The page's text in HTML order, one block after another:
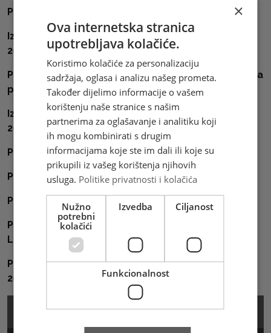
Plan nabava HP d.o.o. Mostar za 2022. godinu
Izvadak iz plana javnih nabava HP d.o.o. Mostar za
2022.godinu
Posebna odluka o postupku nabave najma vozila za
potrebe HP d.o.o. Mostar
Izvadak iz plana javnih nabava HP d.o.o. Mostar za
2021.godinu
Plan nabava 2020.
Plan nabava 2019.
Posebna odluka
Posebna odluka - nabava IBM LOTUS
LICENCI_2_2019
Posebna odluka - najam prostora na Međ. sajmu
2019_2_2019.
Cjenik
×
Ova internetska stranica
upotrebljava kolačiće.
Koristimo kolačiće za personalizaciju
sadržaja, oglasa i analizu našeg prometa.
Također dijelimo informacije o vašem
korištenju naše stranice s našim
partnerima za oglašavanje i analitiku koji
ih mogu kombinirati s drugim
informacijama koje ste im dali ili koje su
prikupili iz vašeg korištenja njihovih
usluga. Politike privatnosti i kolačića
Nužno
potrebni
kolačići
Izvedba Ciljanost
Funkcionalnost